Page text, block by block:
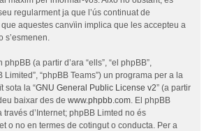
regularment ja que l’ús continuat de
que aquestes canvïin implica que les accepteu a
s’esmenen.
(a partir d’ara “ells”, “el phpBB”,
Limited”, “phpBB Teams”) un programa per a la
sota la “GNU General Public License v2” (a partir
baixar des de www.phpbb.com . El phpBB
d’Internet; phpBB Limted no és
o no en termes de cotingut o conducta. Per a